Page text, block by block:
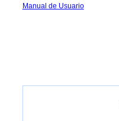
Manual de Usuario